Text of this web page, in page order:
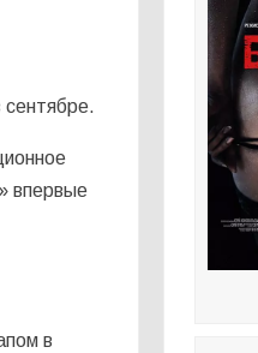
сентябре.
впервые
в